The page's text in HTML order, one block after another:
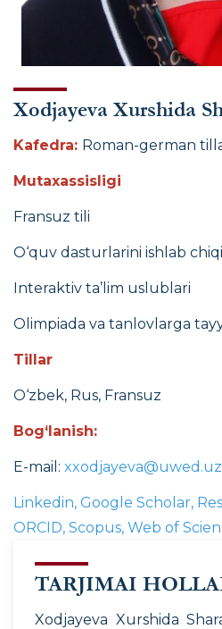
Xodjayeva Xurshida
Kafedra: Roman-german
Mutaxassisligi
Fransuz tili
O‘quv dasturlarini ishlab
Interaktiv ta’lim uslublari
Olimpiada va tanlovlarga
Tillar
O‘zbek, Rus, Fransuz
Bog‘lanish:
E-mail: xxodjayeva@uwed.uz
Linkedin, Google Scholar,
ORCID, Scopus, Web of
TARJIMAI
Xodjayeva Xurshida